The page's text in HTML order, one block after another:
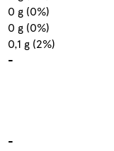
0 g (0%)
0 g (0%)
0,1 g (2%)
-
-